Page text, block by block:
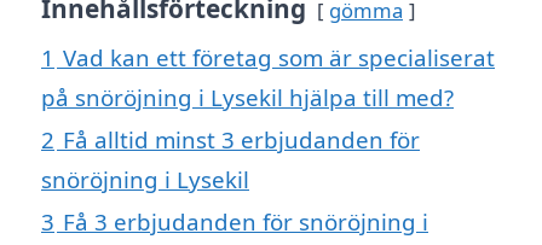
Innehållsförteckning gömma
1 Vad kan ett företag som är specialiserat
på snöröjning i Lysekil hjälpa till med?
2 Få alltid minst 3 erbjudanden för
snöröjning i Lysekil
3 Få 3 erbjudanden för snöröjning i